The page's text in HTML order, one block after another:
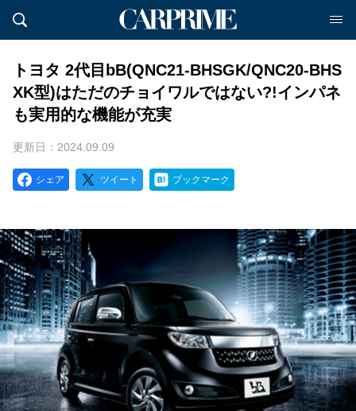
トヨタ 2代目bB(QNC21-BHSGK/QNC20-BHS
XK型)はただのチョイワルではない?!インパネ
も実用的な機能が充実
更新日：2024.09.09
シェア ツイート ブックマーク